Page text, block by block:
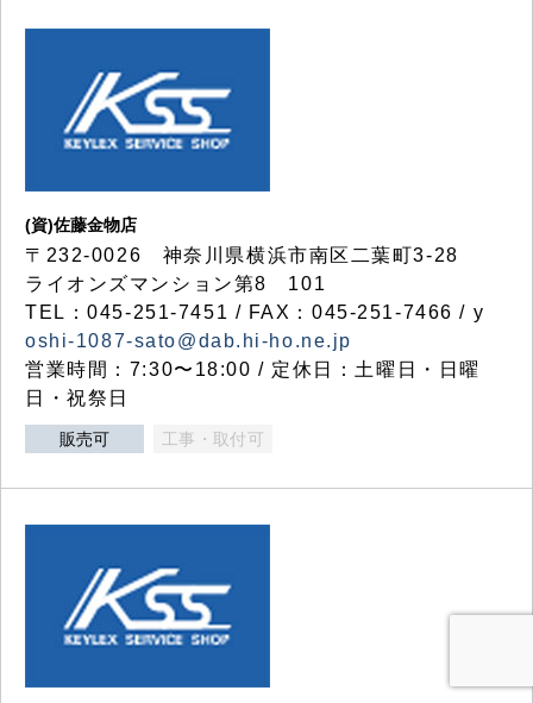
(資)佐藤金物店
〒232-0026 神奈川県横浜市南区二葉町3-28
ライオンズマンション第8 101
TEL：045-251-7451 / FAX：045-251-7466 / y
oshi-1087-sato@dab.hi-ho.ne.jp
営業時間：7:30〜18:00 / 定休日：土曜日・日曜
日・祝祭日
販売可 工事・取付可